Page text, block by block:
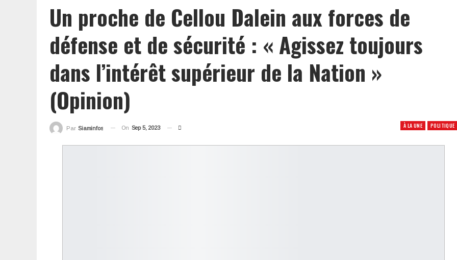
Un proche de Cellou Dalein aux forces de
défense et de sécurité : « Agissez toujours
dans l’intérêt supérieur de la Nation »
(Opinion)
À LA UNE POLITIQUE
Par Siaminfos On Sep 5, 2023